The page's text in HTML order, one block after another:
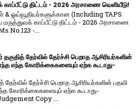
காப்பீட்டு திட்டம் - 2026 அரசாணை வெளியீடு!
& ஓய்வூதியர்களுக்கான (Including TAPS
மருத்துவக் காப்பீட்டு திட்டம் - 2026 அரசாணை
-...
தகுதித் தேர்வில் தேர்ச்சி பெறாத ஆசிரியர்களின்
எந்த கோரிக்கைகளையும் ஏற்க கூடாது-
தேர்வில் தேர்ச்சி பெறாத ஆசிரியர்களின் பதவி
கோரிக்கைகளையும் ஏற்க கூடாது-
Copy ...